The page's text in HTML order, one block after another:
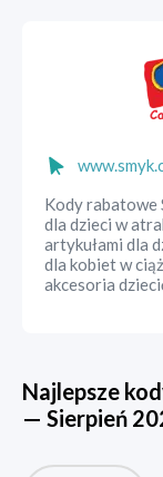
Kody rabatowe
dla dzieci w
artykułami dla
dla kobiet w
akcesoria
Najlepsze
— Sierpień